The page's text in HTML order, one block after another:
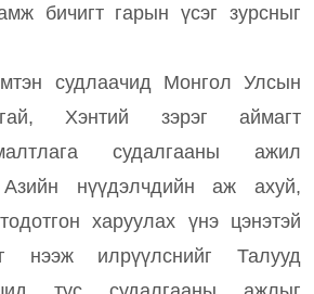
бичигт гарын үсэг зурсныг
судлаачид Монгол Улсын
Хэнтий зэрэг аймагт
судалгааны ажил
Азийн нүүдэлчдийн аж ахуй,
харуулах үнэ цэнэтэй
нээж илрүүлснийг Талууд